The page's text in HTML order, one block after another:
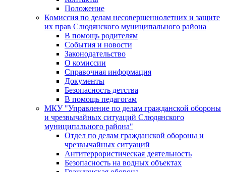
Положение
Комиссия по делам несовершеннолетних и защите
их прав Слюдянского муниципального района
В помощь родителям
События и новости
Законодательство
О комиссии
Справочная информация
Документы
Безопасность детства
В помощь педагогам
МКУ "Управление по делам гражданской обороны
и чрезвычайных ситуаций Слюдянского
муниципального района"
Отдел по делам гражданской обороны и
чрезвычайных ситуаций
Антитеррористическая деятельность
Безопасность на водных объектах